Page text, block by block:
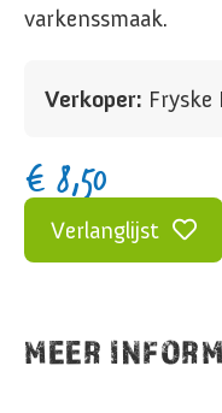
varkenssmaak.
Verkoper: Fryske
€ 8,50
Verlanglijst
MEER